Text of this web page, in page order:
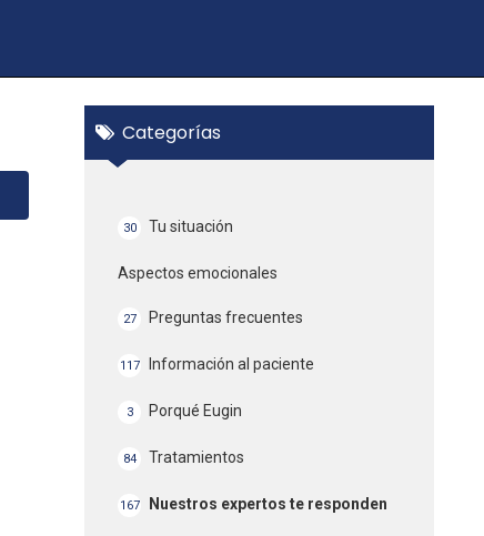
Categorías
30 Tu situación
Aspectos emocionales
27 Preguntas frecuentes
117 Información al paciente
3 Porqué Eugin
84 Tratamientos
167 Nuestros expertos te responden